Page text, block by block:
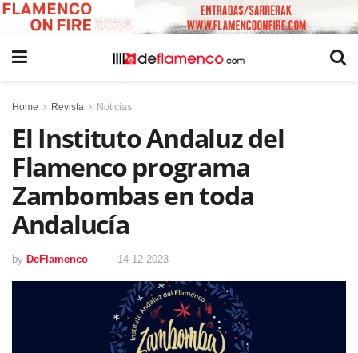
Home Revista Noticias
El Instituto Andaluz del
Flamenco programa
Zambombas en toda
Andalucía
by DeFlamenco 14 12 2023